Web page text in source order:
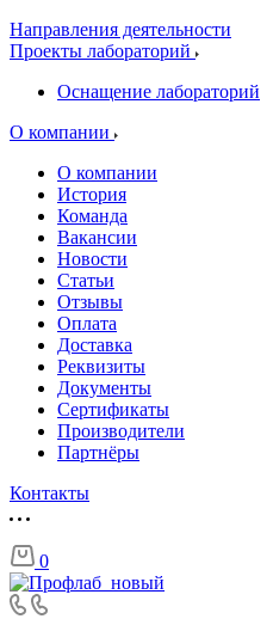
Направления деятельности
Проекты лабораторий
Оснащение лабораторий
О компании
О компании
История
Команда
Вакансии
Новости
Статьи
Отзывы
Оплата
Доставка
Реквизиты
Документы
Сертификаты
Производители
Партнёры
Контакты
0